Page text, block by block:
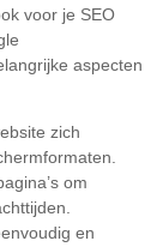
voor je SEO
aspecten
zich
om
en